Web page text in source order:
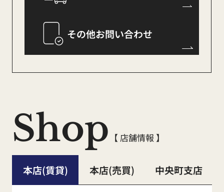
誠に勝手ながら、下記の期間を年末年始休業と
賃貸店舗
2025年12月29日（月）～2026年1
月6日（火）
その他お問い合わせ
Shop 【 店舗情報 】
本店(賃貸) 本店(売買) 中央町支店